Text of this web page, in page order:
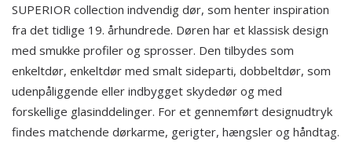
SUPERIOR collection indvendig dør, som henter inspiration
fra det tidlige 19. århundrede. Døren har et klassisk design
med smukke profiler og sprosser. Den tilbydes som
enkeltdør, enkeltdør med smalt sideparti, dobbeltdør, som
udenpåliggende eller indbygget skydedør og med
forskellige glasinddelinger. For et gennemført designudtryk
findes matchende dørkarme, gerigter, hængsler og håndtag.